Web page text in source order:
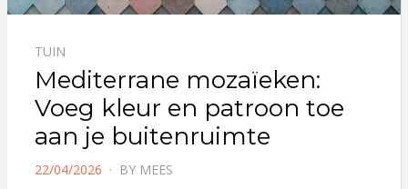
TUIN
Mediterrane mozaïeken:
Voeg kleur en patroon toe
aan je buitenruimte
POSTED
22/04/2026 BY MEES